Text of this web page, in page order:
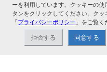
ナカバヤシ株式会社直営のオンライン
ーを利用しています。クッキーの
タンをクリックしてください。ク
「プライバシーポリシー 」をご覧く
拒否する 同意する